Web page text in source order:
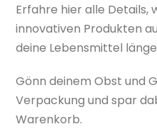
Erfahre hier alle Details,
innovativen Produkten
deine Lebensmittel
Gönn deinem Obst und
Verpackung und spar
Warenkorb.